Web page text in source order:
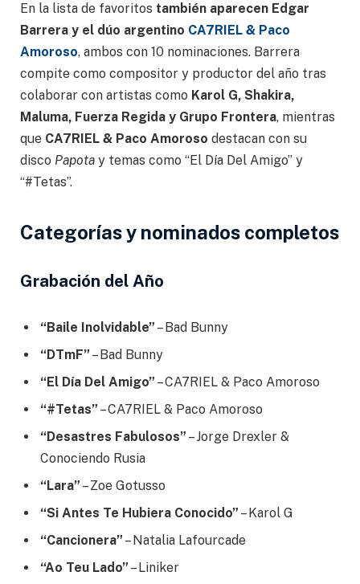
En la lista de favoritos también aparecen Edgar
Barrera y el dúo argentino CA7RIEL & Paco
Amoroso, ambos con 10 nominaciones. Barrera
compite como compositor y productor del año tras
colaborar con artistas como Karol G, Shakira,
Maluma, Fuerza Regida y Grupo Frontera, mientras
que CA7RIEL & Paco Amoroso destacan con su
disco Papota y temas como “El Día Del Amigo” y
“#Tetas”.
Categorías y nominados completos
Grabación del Año
“Baile Inolvidable” – Bad Bunny
“DTmF” – Bad Bunny
“El Día Del Amigo” – CA7RIEL & Paco Amoroso
“#Tetas” – CA7RIEL & Paco Amoroso
“Desastres Fabulosos” – Jorge Drexler &
Conociendo Rusia
“Lara” – Zoe Gotusso
“Si Antes Te Hubiera Conocido” – Karol G
“Cancionera” – Natalia Lafourcade
“Ao Teu Lado” – Liniker